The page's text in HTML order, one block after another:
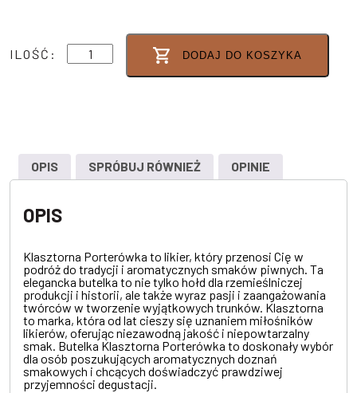
ILOŚĆ:
ilość
KLASZTORNA
PORTERÓWKA
DODAJ DO KOSZYKA
OPIS SPRÓBUJ RÓWNIEŻ OPINIE
OPIS
Klasztorna Porterówka to likier, który przenosi Cię w
podróż do tradycji i aromatycznych smaków piwnych. Ta
elegancka butelka to nie tylko hołd dla rzemieślniczej
produkcji i historii, ale także wyraz pasji i zaangażowania
twórców w tworzenie wyjątkowych trunków. Klasztorna
to marka, która od lat cieszy się uznaniem miłośników
likierów, oferując niezawodną jakość i niepowtarzalny
smak. Butelka Klasztorna Porterówka to doskonały wybór
dla osób poszukujących aromatycznych doznań
smakowych i chcących doświadczyć prawdziwej
przyjemności degustacji.